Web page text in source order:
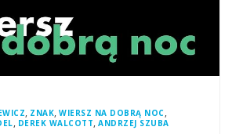
, ZNAK,WIERSZ NA DOBRĄ NOC,
, DEREK WALCOTT, ANDRZEJ SZUBA